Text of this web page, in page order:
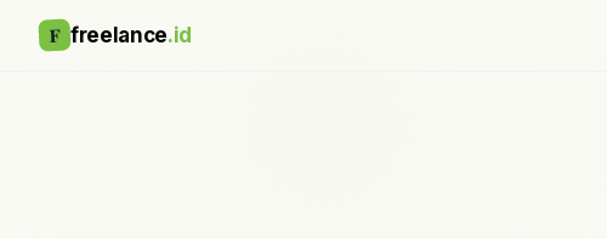
F freelance.id